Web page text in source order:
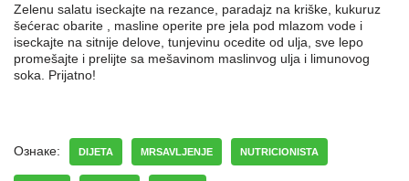
Zelenu salatu iseckajte na rezance, paradajz na kriške, kukuruz
šećerac obarite , masline operite pre jela pod mlazom vode i
iseckajte na sitnije delove, tunjevinu ocedite od ulja, sve lepo
promešajte i prelijte sa mešavinom maslinvog ulja i limunovog
soka. Prijatno!
Ознаке: DIJETA MRSAVLJENJE NUTRICIONISTA